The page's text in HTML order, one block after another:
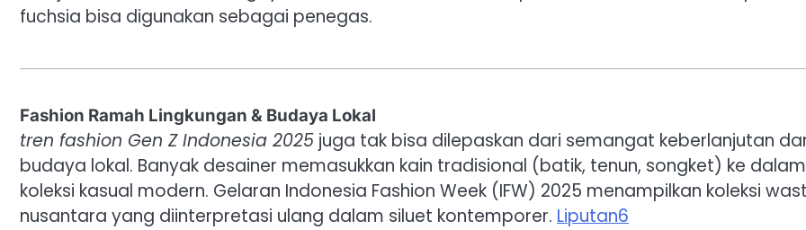
fuchsia bisa digunakan sebagai penegas.
Fashion Ramah Lingkungan & Budaya Lokal
tren fashion Gen Z Indonesia 2025 juga tak bisa dilepaskan dari semangat keberlanjutan
budaya lokal. Banyak desainer memasukkan kain tradisional (batik, tenun, songket) ke dalam
koleksi kasual modern. Gelaran Indonesia Fashion Week (IFW) 2025 menampilkan koleksi
nusantara yang diinterpretasi ulang dalam siluet kontemporer. Liputan6